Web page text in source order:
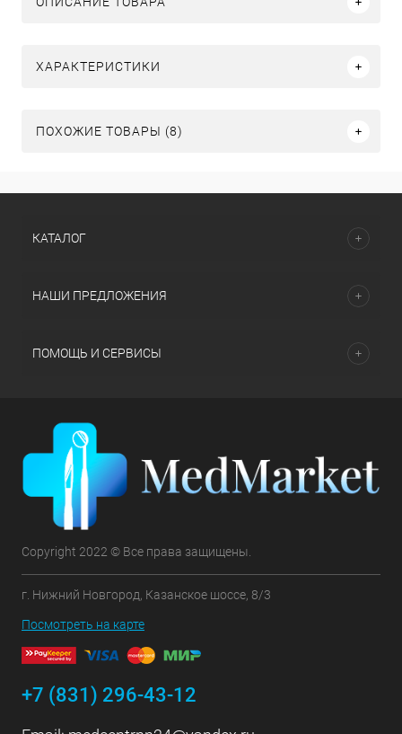
ХАРАКТЕРИСТИКИ
ПОХОЖИЕ ТОВАРЫ (8)
КАТАЛОГ
НАШИ ПРЕДЛОЖЕНИЯ
ПОМОЩЬ И СЕРВИСЫ
Copyright 2022 © Все права защищены.
г. Нижний Новгород, Казанское шоссе, 8/3
Посмотреть на карте
+7 (831) 296-43-12